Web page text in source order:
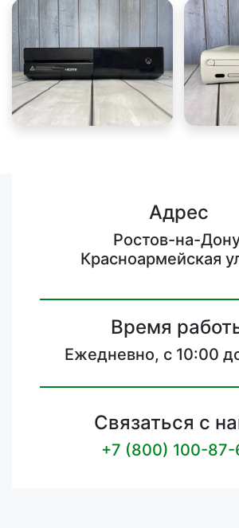
Адрес
Ростов-на-
Красноармейская
Время
Ежедневно, с 10:00
Связаться с
+7 (800) 100-87-